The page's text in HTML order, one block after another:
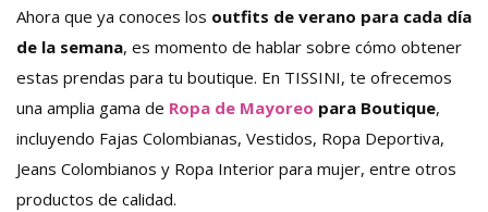
Ahora que ya conoces los outfits de verano para cada día
de la semana, es momento de hablar sobre cómo obtener
estas prendas para tu boutique. En TISSINI, te ofrecemos
una amplia gama de Ropa de Mayoreo para Boutique,
incluyendo Fajas Colombianas, Vestidos, Ropa Deportiva,
Jeans Colombianos y Ropa Interior para mujer, entre otros
productos de calidad.